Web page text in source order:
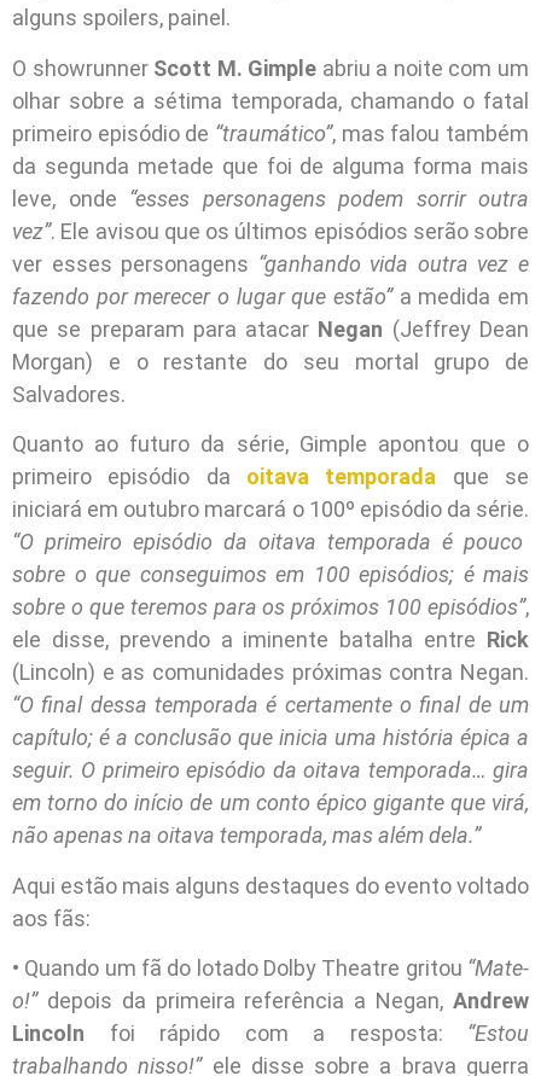
alguns spoilers, painel.
O showrunner Scott M. Gimple abriu a noite com um
olhar sobre a sétima temporada, chamando o fatal
primeiro episódio de “traumático”, mas falou também
da segunda metade que foi de alguma forma mais
leve, onde “esses personagens podem sorrir outra
vez”. Ele avisou que os últimos episódios serão sobre
ver esses personagens “ganhando vida outra vez e
fazendo por merecer o lugar que estão”a medida em
que se preparam para atacar Negan (Jeffrey Dean
Morgan) e o restante do seu mortal grupo de
Salvadores.
Quanto ao futuro da série, Gimple apontou que o
primeiro episódio da oitava temporada que se
iniciará em outubro marcará o 100º episódio da série.
“O primeiro episódio da oitava temporada é pouco
sobre o que conseguimos em 100 episódios; é mais
sobre o que teremos para os próximos 100 episódios”,
ele disse, prevendo a iminente batalha entre Rick
(Lincoln) e as comunidades próximas contra Negan.
“O final dessa temporada é certamente o final de um
capítulo; é a conclusão que inicia uma história épica a
seguir. O primeiro episódio da oitava temporada… gira
em torno do início de um conto épico gigante que virá,
não apenas na oitava temporada, mas além dela.”
Aqui estão mais alguns destaques do evento voltado
aos fãs:
• Quando um fã do lotado Dolby Theatre gritou “Mate-
o!”depois da primeira referência a Negan, Andrew
Lincoln foi rápido com a resposta: “Estou
trabalhando nisso!”ele disse sobre a brava guerra